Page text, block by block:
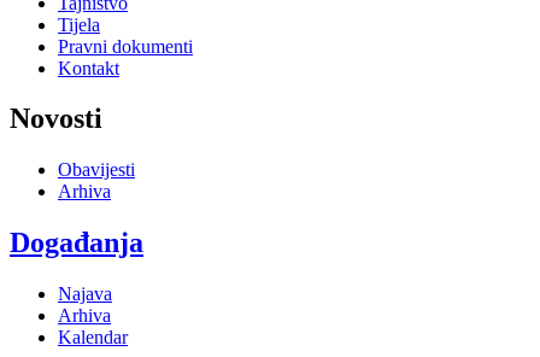
Tijela
Pravni dokumenti
Kontakt
Novosti
Obavijesti
Arhiva
Događanja
Najava
Arhiva
Kalendar